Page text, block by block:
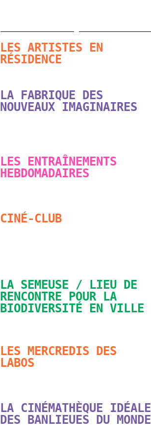
main
content
LES ARTISTES EN
RÉSIDENCE
LA FABRIQUE DES
NOUVEAUX IMAGINAIRES
LES ENTRAÎNEMENTS
HEBDOMADAIRES
CINÉ-CLUB
LA SEMEUSE / LIEU DE
RENCONTRE POUR LA
BIODIVERSITÉ EN VILLE
LES MERCREDIS DES
LABOS
LA CINÉMATHÈQUE IDÉALE
DES BANLIEUES DU MONDE